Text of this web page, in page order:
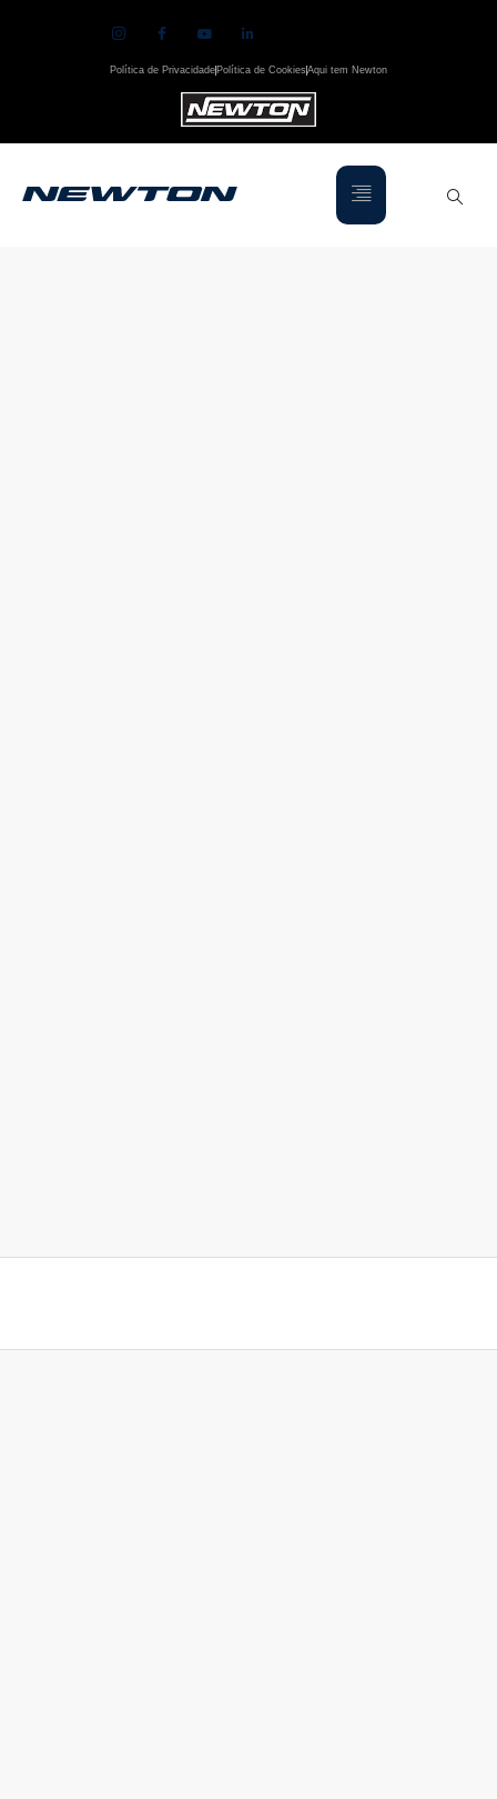
Política de Privacidade Política de Cookies Aqui tem Newton